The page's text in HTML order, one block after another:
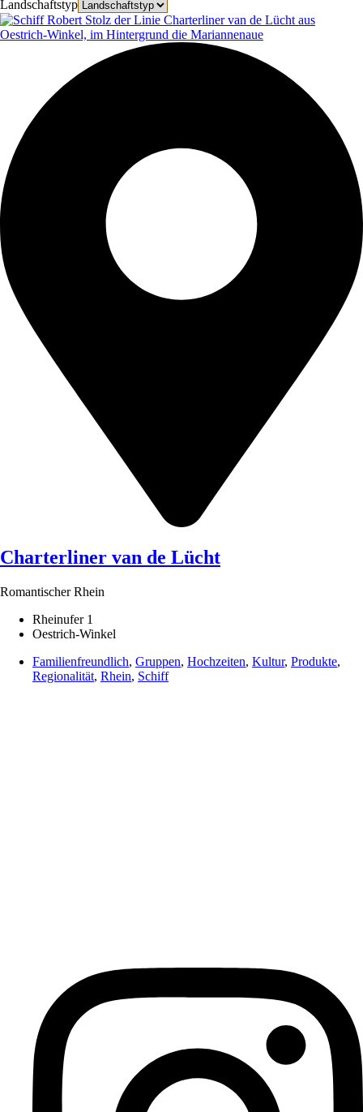
Landschaftstyp
Charterliner van de Lücht
Romantischer Rhein
Rheinufer 1
Oestrich-Winkel
Familienfreundlich, Gruppen, Hochzeiten, Kultur, Produkte,
Regionalität, Rhein, Schiff